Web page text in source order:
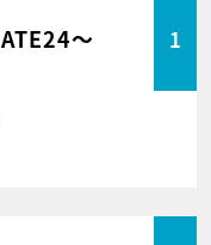
～ 1